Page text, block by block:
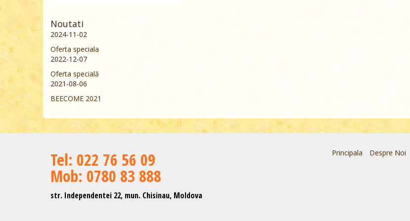
Noutati
2024-11-02
Oferta speciala
2022-12-07
Oferta specială
2021-08-06
BEECOME 2021
Теl: 022 76 56 09
Mob: 0780 83 888
str. Independentei 22, mun. Chisinau, Moldova
Principala Despre Noi